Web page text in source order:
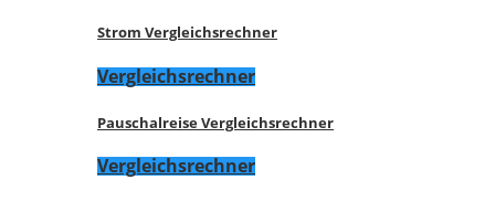
Strom Vergleichsrechner
Vergleichsrechner
Pauschalreise Vergleichsrechner
Vergleichsrechner